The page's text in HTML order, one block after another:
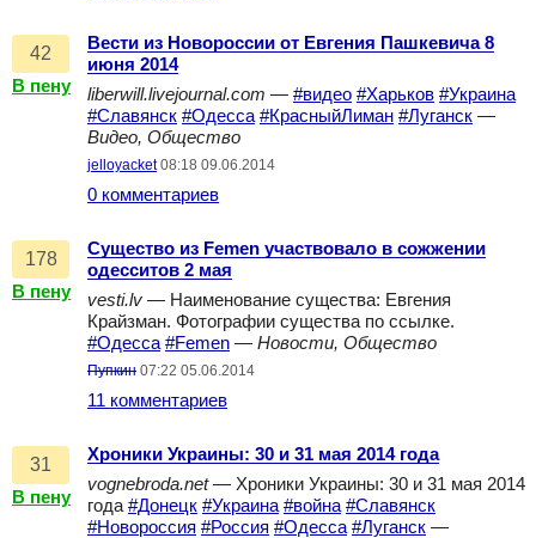
42
В пену
Вести из Новороссии от Евгения Пашкевича 8
июня 2014
liberwill.livejournal.com — #видео #Харьков #Украина
#Славянск #Одесса #КрасныйЛиман #Луганск —
Видео, Общество
jelloyacket 08:18 09.06.2014
0 комментариев
178
В пену
Существо из Femen участвовало в сожжении
одесситов 2 мая
vesti.lv — Наименование существа: Евгения
Крайзман. Фотографии существа по ссылке.
#Одесса #Femen — Новости, Общество
Пупкин 07:22 05.06.2014
11 комментариев
31
В пену
Хроники Украины: 30 и 31 мая 2014 года
vognebroda.net— Хроники Украины: 30 и 31 мая 2014
года #Донецк #Украина #война #Славянск
#Новороссия #Россия #Одесса #Луганск —